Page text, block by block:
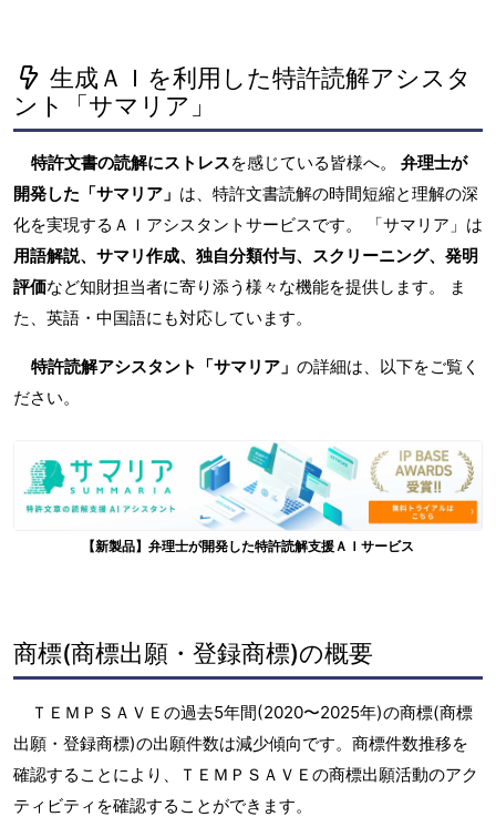
生成ＡＩを利用した特許読解アシスタ
ント「サマリア」
特許文書の読解にストレスを感じている皆様へ。 弁理士が
開発した「サマリア」 は、特許文書読解の時間短縮と理解の深
化を実現するＡＩアシスタントサービスです。 「サマリア」は
用語解説、サマリ作成、独自分類付与、スクリーニング、発明
評価など知財担当者に寄り添う様々な機能を提供します。 ま
た、英語・中国語にも対応しています。
特許読解アシスタント「サマリア」 の詳細は、以下をご覧く
ださい。
【新製品】弁理士が開発した特許読解支援ＡＩサービス
商標(商標出願・登録商標)の概要
ＴＥＭＰＳＡＶＥの過去5年間(2020〜2025年)の商標(商標
出願・登録商標)の出願件数は減少傾向です。商標件数推移を
確認することにより、ＴＥＭＰＳＡＶＥの商標出願活動のアク
ティビティを確認することができます。